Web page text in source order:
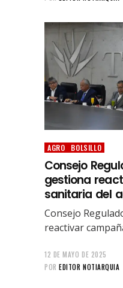
AGRO BOLSILLO
Consejo
gestiona
sanitaria del
Consejo
reactivar
12 DE MAYO DE 2025
POR EDITOR NOTIARQUIA